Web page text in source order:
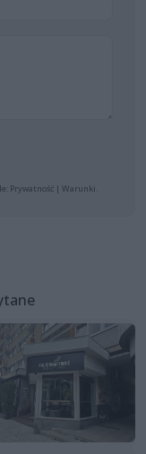
Prywatność | Warunki